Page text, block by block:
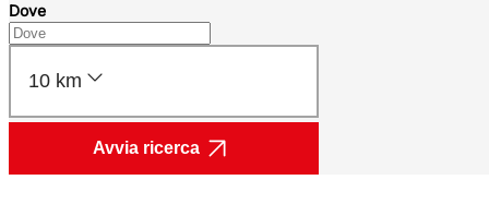
Dove
10 km
Avvia ricerca